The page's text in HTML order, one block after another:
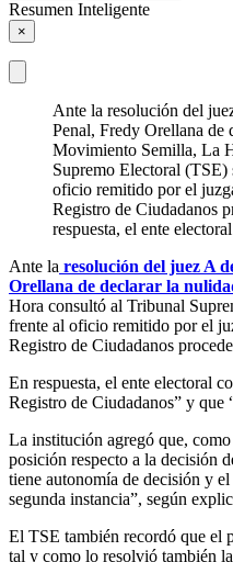
Resumen Inteligente
×
Ante la resolución del
Penal, Fredy Orellana de
Movimiento Semilla, La
Supremo Electoral (TSE)
oficio remitido por el
Registro de Ciudadanos
respuesta, el ente
Ante la resolución del juez A
Orellana de declarar la
Hora consultó al Tribunal
frente al oficio remitido por el
Registro de Ciudadanos
En respuesta, el ente electoral
Registro de Ciudadanos” y que
La institución agregó que,
posición respecto a la decisión
tiene autonomía de decisión y
segunda instancia”, según
El TSE también recordó que el
tal y como lo resolvió también